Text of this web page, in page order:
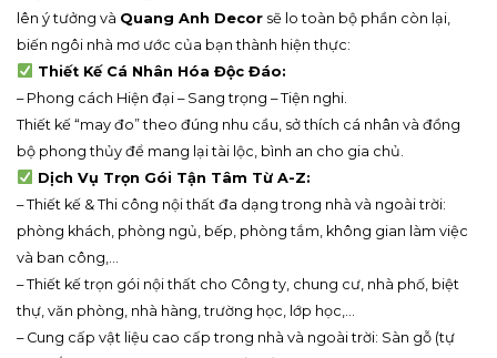
DECOR
Hãy quên đi những rắc rối của việc tự lên kế hoạch. Bạn chỉ cần
lên ý tưởng vàQuang Anh Decorsẽ lo toàn bộ phần còn lại,
biến ngôi nhà mơ ước của bạn thành hiện thực:
Thiết Kế Cá Nhân Hóa Độc Đáo:
– Phong cách Hiện đại – Sang trọng – Tiện nghi.
Thiết kế “may đo” theo đúng nhu cầu, sở thích cá nhân và đồng
bộ phong thủy để mang lại tài lộc, bình an cho gia chủ.
Dịch Vụ Trọn Gói Tận Tâm Từ A-Z:
– Thiết kế & Thi công nội thất đa dạng trong nhà và ngoài trời:
phòng khách, phòng ngủ, bếp, phòng tắm, không gian làm việc